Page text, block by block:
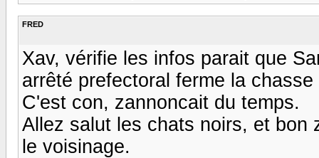
FRED
Xav, vérifie les infos parait que
arrêté prefectoral ferme la
C'est con, zannoncait du temps.
Allez salut les chats noirs, et bon
le voisinage.